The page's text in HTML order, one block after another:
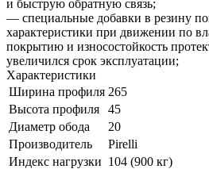
и быструю обратную связь;
— специальные добавки в резину
характеристики при движении по
покрытию и износостойкость
увеличился срок эксплуатации;
Характеристики
Ширина профиля 265
Высота профиля
45
Диаметр обода
20
Производитель
Pirelli
Индекс нагрузки 104 (900 кг)